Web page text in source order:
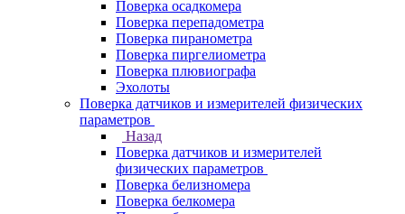
Поверка осадкомера
Поверка перепадометра
Поверка пиранометра
Поверка пиргелиометра
Поверка плювиографа
Эхолоты
Поверка датчиков и измерителей физических
параметров
Назад
Поверка датчиков и измерителей
физических параметров
Поверка белизномера
Поверка белкомера